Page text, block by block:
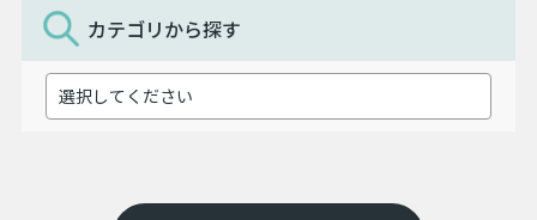
カテゴリから探す